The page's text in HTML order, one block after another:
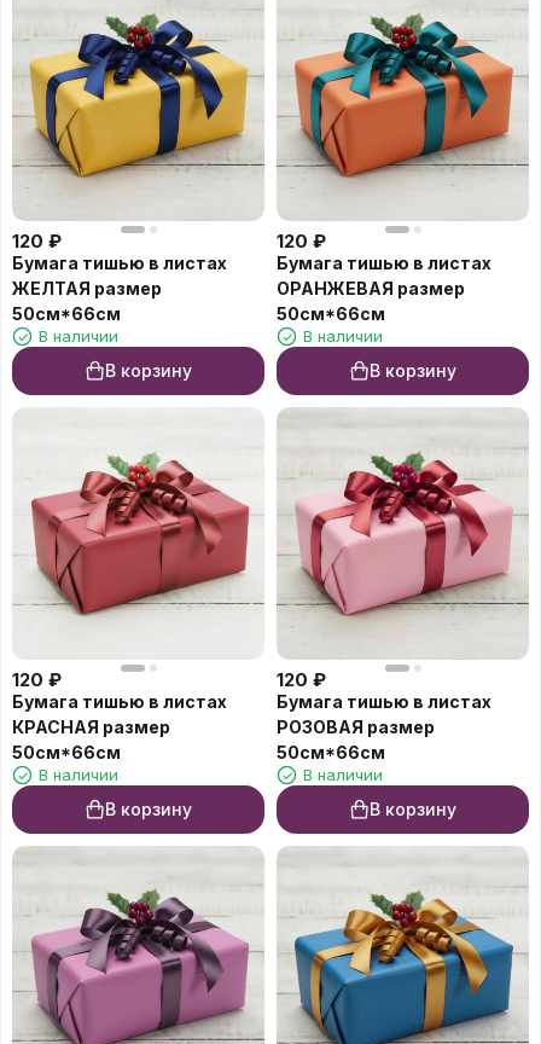
120 ₽
Бумага тишью в листах
ЖЕЛТАЯ размер
50см*66см
В наличии
В корзину
120 ₽
Бумага тишью в листах
ОРАНЖЕВАЯ размер
50см*66см
В наличии
В корзину
120 ₽
Бумага тишью в листах
КРАСНАЯ размер
50см*66см
В наличии
В корзину
120 ₽
Бумага тишью в листах
РОЗОВАЯ размер
50см*66см
В наличии
В корзину